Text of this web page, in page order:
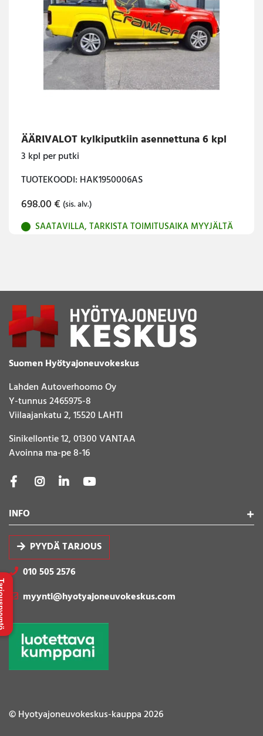
ÄÄRIVALOT kylkiputkiin asennettuna 6 kpl
3 kpl per putki
TUOTEKOODI: HAK1950006AS
698.00€ (sis. alv.)
SAATAVILLA, TARKISTA TOIMITUSAIKA MYYJÄLTÄ
Suomen Hyötyajoneuvokeskus
Lahden Autoverhoomo Oy
Y-tunnus 2465975-8
Viilaajankatu 2, 15520 LAHTI
Sinikellontie 12, 01300 VANTAA
Avoinna ma-pe 8-16
INFO
PYYDÄ TARJOUS
010 505 2576
myynti@hyotyajoneuvokeskus.com
© Hyotyajoneuvokeskus-kauppa 2026